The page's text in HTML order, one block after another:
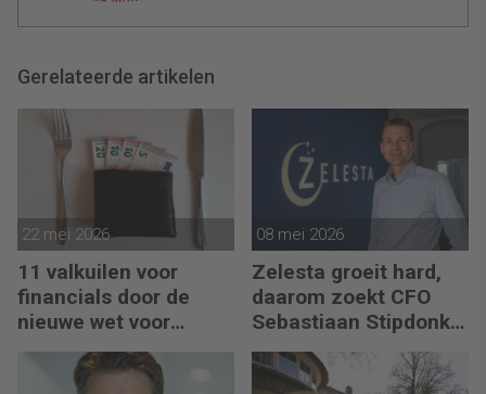
Gerelateerde artikelen
22 mei 2026
11 valkuilen voor
financials door de
nieuwe wet voor
loontransparantie
08 mei 2026
Zelesta groeit hard,
daarom zoekt CFO
Sebastiaan Stipdonk
een Controller